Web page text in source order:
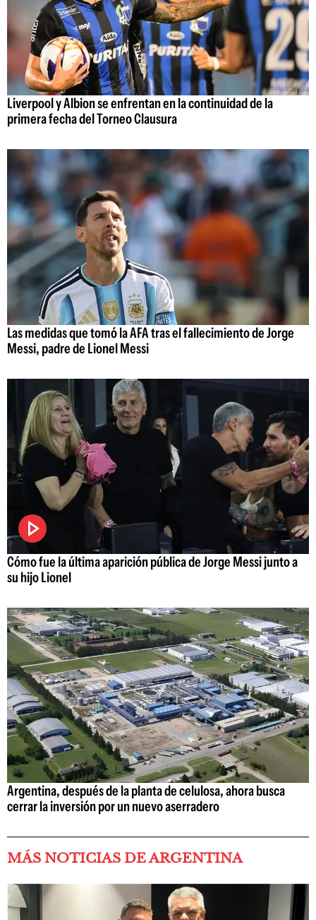
Liverpool y Albion se enfrentan en la continuidad de la
primera fecha del Torneo Clausura
Las medidas que tomó la AFA tras el fallecimiento de Jorge
Messi, padre de Lionel Messi
Cómo fue la última aparición pública de Jorge Messi junto a
su hijo Lionel
Argentina, después de la planta de celulosa, ahora busca
cerrar la inversión por un nuevo aserradero
MÁS NOTICIAS DE ARGENTINA